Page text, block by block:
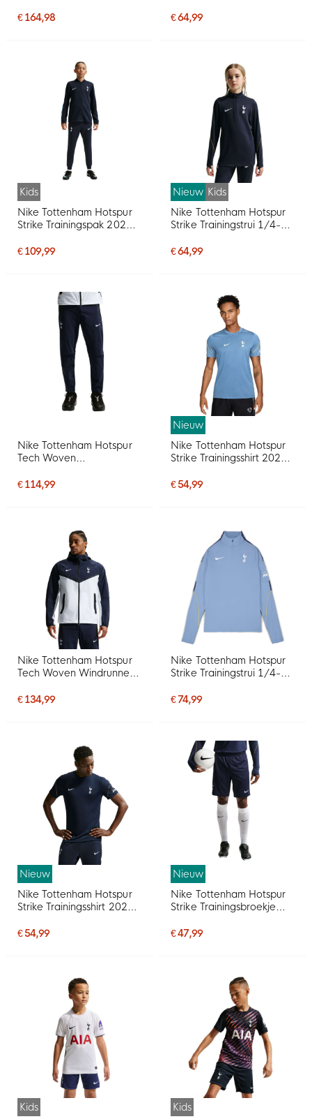
€ 164,98
Donkerblauw Lichtblauw
€ 64,99
Kids
Nike Tottenham Hotspur
Strike Trainingspak 2026-
Geel Lichtblauw Wit
€ 109,99
Nieuw Kids
Nike Tottenham Hotspur
Strike Trainingstrui 1/4-
Donkerblauw Geel
€ 64,99
Nike Tottenham Hotspur
Tech Woven
2027 Donkerblauw
€ 114,99
Nieuw
Nike Tottenham Hotspur
Strike Trainingsshirt 2026-
Donkerblauw Wit
€ 54,99
Nike Tottenham Hotspur
Tech Woven Windrunner
€ 134,99
Nike Tottenham Hotspur
Strike Trainingstrui 1/4-
Lichtblauw Donkerblauw
€ 74,99
Nieuw
Nike Tottenham Hotspur
Strike Trainingsshirt 2026-
Lichtblauw Wit
€ 54,99
Nieuw
Nike Tottenham Hotspur
Strike Trainingsbroekje
Lichtblauw Wit
€ 47,99
Kids
Kids